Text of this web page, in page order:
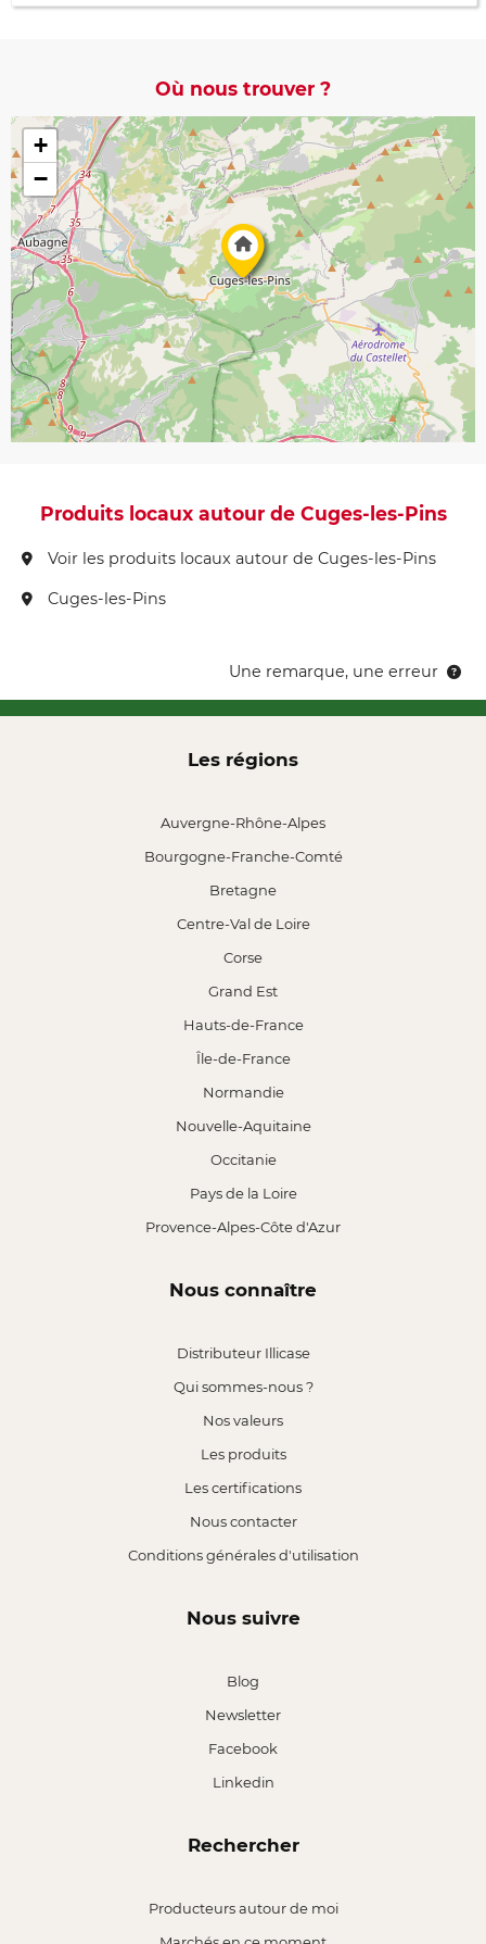
Où nous trouver ?
+
−
Produits locaux autour de Cuges-les-Pins
Voir les produits locaux autour de Cuges-les-Pins
Cuges-les-Pins
Une remarque, une erreur
Les régions
Auvergne-Rhône-Alpes
Bourgogne-Franche-Comté
Bretagne
Centre-Val de Loire
Corse
Grand Est
Hauts-de-France
Île-de-France
Normandie
Nouvelle-Aquitaine
Occitanie
Pays de la Loire
Provence-Alpes-Côte d'Azur
Nous connaître
Distributeur Illicase
Qui sommes-nous ?
Nos valeurs
Les produits
Les certifications
Nous contacter
Conditions générales d'utilisation
Nous suivre
Blog
Newsletter
Facebook
Linkedin
Rechercher
Producteurs autour de moi